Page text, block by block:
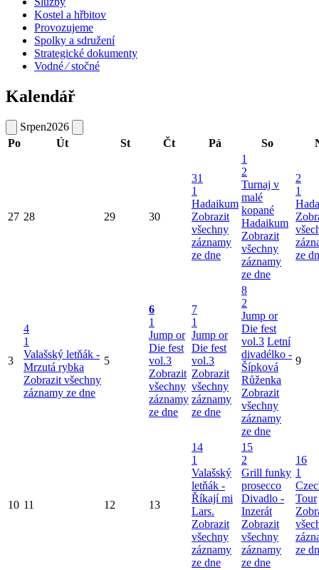
Kostel a hřbitov
Provozujeme
Spolky a sdružení
Strategické dokumenty
Vodné ⁄ stočné
Kalendář
Srpen2026
Po
Út St Čt Pá So
27 28 29 30
31
1
Hadaikum
Zobrazit
všechny
záznamy
ze dne
1
2
Turnaj v
malé
kopané
Hadaikum
Zobrazit
všechny
záznamy
ze dne
2
1
ze
3
4
1
Valašský letňák -
Mrzutá rybka
Zobrazit všechny
záznamy ze dne
5
6
1
Jump or
Die fest
vol.3
Zobrazit
všechny
záznamy
ze dne
7
1
Jump or
Die fest
vol.3
Zobrazit
všechny
záznamy
ze dne
8
2
Jump or
Die fest
vol.3 Letní
divadélko -
Šípková
Růženka
Zobrazit
všechny
záznamy
ze dne
9
10 11 12 13
14
1
Valašský
letňák -
Říkají mi
Lars.
Zobrazit
všechny
záznamy
ze dne
15
2
Grill funky
prosecco
Divadlo -
Inzerát
Zobrazit
všechny
záznamy
ze dne
16
1
Tour
ze